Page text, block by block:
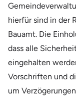
hierfür sind in der
Bauamt. Die
dass alle
eingehalten
Vorschriften und
um